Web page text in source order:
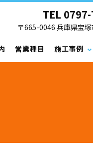
営業種目 施工事例
TEL
〒665-0046 兵庫県宝